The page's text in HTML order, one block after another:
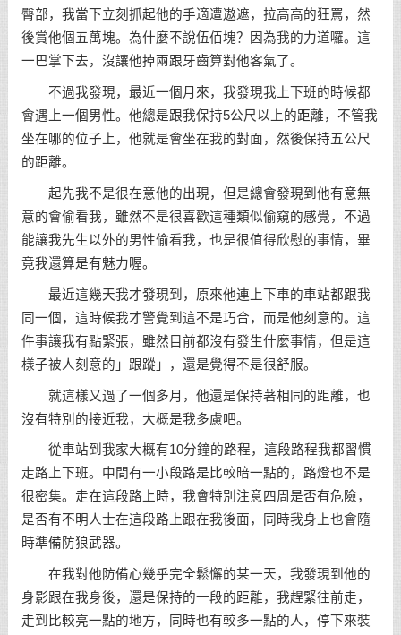
臀部，我當下立刻抓起他的手適遭遨遮，拉高高的狂罵，然
後賞他個五萬塊。為什麼不說伍佰塊？因為我的力道囉。這
一巴掌下去，沒讓他掉兩跟牙齒算對他客氣了。
不過我發現，最近一個月來，我發現我上下班的時候都
會遇上一個男性。他總是跟我保持5公尺以上的距離，不管我
坐在哪的位子上，他就是會坐在我的對面，然後保持五公尺
的距離。
起先我不是很在意他的出現，但是總會發現到他有意無
意的會偷看我，雖然不是很喜歡這種類似偷窺的感覺，不過
能讓我先生以外的男性偷看我，也是很值得欣慰的事情，畢
竟我還算是有魅力喔。
最近這幾天我才發現到，原來他連上下車的車站都跟我
同一個，這時候我才警覺到這不是巧合，而是他刻意的。這
件事讓我有點緊張，雖然目前都沒有發生什麼事情，但是這
樣子被人刻意的」跟蹤」，還是覺得不是很舒服。
就這樣又過了一個多月，他還是保持著相同的距離，也
沒有特別的接近我，大概是我多慮吧。
從車站到我家大概有10分鐘的路程，這段路程我都習慣
走路上下班。中間有一小段路是比較暗一點的，路燈也不是
很密集。走在這段路上時，我會特別注意四周是否有危險，
是否有不明人士在這段路上跟在我後面，同時我身上也會隨
時準備防狼武器。
在我對他防備心幾乎完全鬆懈的某一天，我發現到他的
身影跟在我身後，還是保持的一段的距離，我趕緊往前走，
走到比較亮一點的地方，同時也有較多一點的人，停下來裝